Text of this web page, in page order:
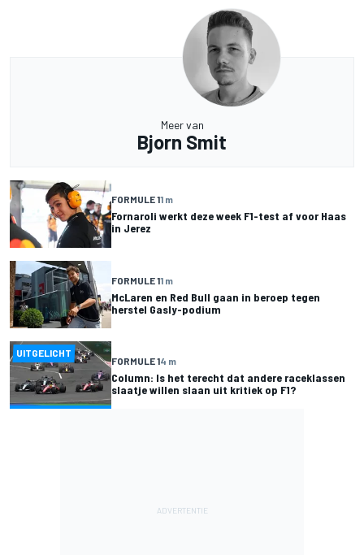
Meer van
Bjorn Smit
FORMULE 11 m
Fornaroli werkt deze week F1-test af voor Haas
in Jerez
FORMULE 11 m
McLaren en Red Bull gaan in beroep tegen
herstel Gasly-podium
UITGELICHT
FORMULE 14 m
Column: Is het terecht dat andere raceklassen
slaatje willen slaan uit kritiek op F1?